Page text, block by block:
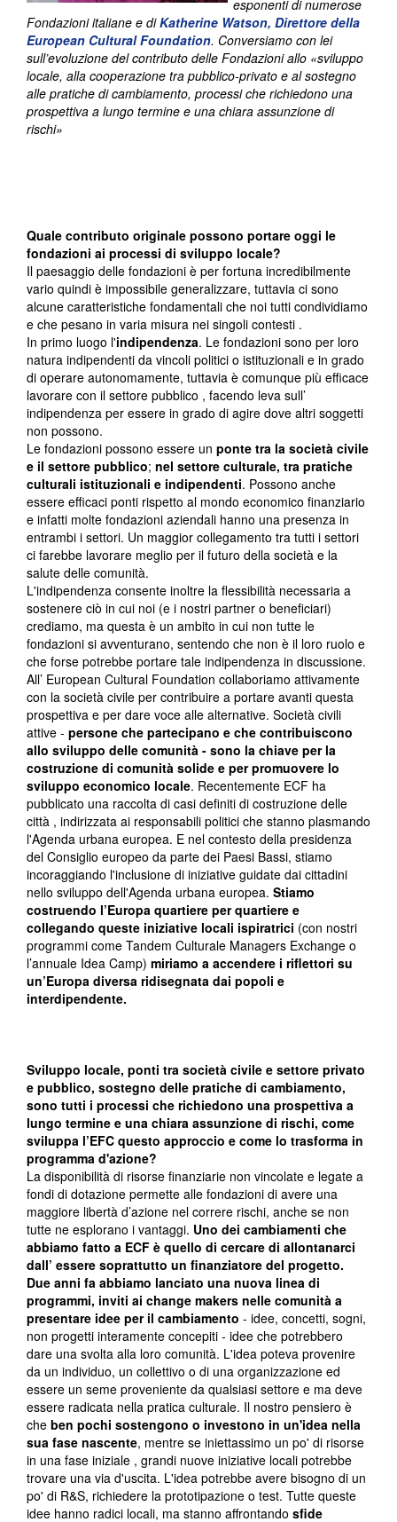
esponenti di numerose
Fondazioni italiane e diKatherine Watson, Direttore della
European Cultural Foundation. Conversiamo con lei
sull’evoluzione del contributo delle Fondazioni allo «sviluppo
locale, alla cooperazione tra pubblico-privato e al sostegno
alle pratiche di cambiamento, processi che richiedono una
prospettiva a lungo termine e una chiara assunzione di
rischi»
Quale contributo originale possono portare oggi le
fondazioni ai processi di sviluppo locale?
Il paesaggio delle fondazioni è per fortuna incredibilmente
vario quindi è impossibile generalizzare, tuttavia ci sono
alcune caratteristiche fondamentali che noi tutti condividiamo
e che pesano in varia misura nei singoli contesti .
In primo luogo l'indipendenza. Le fondazioni sono per loro
natura indipendenti da vincoli politici o istituzionali e in grado
di operare autonomamente, tuttavia è comunque più efficace
lavorare con il settore pubblico , facendo leva sull’
indipendenza per essere in grado di agire dove altri soggetti
non possono.
Le fondazioni possono essere un ponte tra la società civile
e il settore pubblico; nel settore culturale, tra pratiche
culturali istituzionali e indipendenti. Possono anche
essere efficaci ponti rispetto al mondo economico finanziario
e infatti molte fondazioni aziendali hanno una presenza in
entrambi i settori. Un maggior collegamento tra tutti i settori
ci farebbe lavorare meglio per il futuro della società e la
salute delle comunità.
L'indipendenza consente inoltre la flessibilità necessaria a
sostenere ciò in cui noi (e i nostri partner o beneficiari)
crediamo, ma questa è un ambito in cui non tutte le
fondazioni si avventurano, sentendo che non è il loro ruolo e
che forse potrebbe portare tale indipendenza in discussione.
All’ European Cultural Foundation collaboriamo attivamente
con la società civile per contribuire a portare avanti questa
prospettiva e per dare voce alle alternative. Società civili
attive - persone che partecipano e che contribuiscono
allo sviluppo delle comunità - sono la chiave per la
costruzione di comunità solide e per promuovere lo
sviluppo economico locale. Recentemente ECF ha
pubblicato una raccolta di casi definiti di costruzione delle
città , indirizzata ai responsabili politici che stanno plasmando
l'Agenda urbana europea. E nel contesto della presidenza
del Consiglio europeo da parte dei Paesi Bassi, stiamo
incoraggiando l'inclusione di iniziative guidate dai cittadini
nello sviluppo dell'Agenda urbana europea. Stiamo
costruendo l’Europa quartiere per quartiere e
collegando queste iniziative locali ispiratrici (con nostri
programmi come Tandem Culturale Managers Exchange o
l’annuale Idea Camp) miriamo a accendere i riflettori su
un’Europa diversa ridisegnata dai popoli e
interdipendente.
Sviluppo locale, ponti tra società civile e settore privato
e pubblico, sostegno delle pratiche di cambiamento,
sono tutti i processi che richiedono una prospettiva a
lungo termine e una chiara assunzione di rischi, come
sviluppa l’EFC questo approccio e come lo trasforma in
programma d'azione?
La disponibilità di risorse finanziarie non vincolate e legate a
fondi di dotazione permette alle fondazioni di avere una
maggiore libertà d’azione nel correre rischi, anche se non
tutte ne esplorano i vantaggi. Uno dei cambiamenti che
abbiamo fatto a ECF è quello di cercare di allontanarci
dall’ essere soprattutto un finanziatore del progetto.
Due anni fa abbiamo lanciato una nuova linea di
programmi, inviti ai change makers nelle comunità a
presentare idee per il cambiamento - idee, concetti, sogni,
non progetti interamente concepiti - idee che potrebbero
dare una svolta alla loro comunità. L'idea poteva provenire
da un individuo, un collettivo o di una organizzazione ed
essere un seme proveniente da qualsiasi settore e ma deve
essere radicata nella pratica culturale. Il nostro pensiero è
che ben pochi sostengono o investono in un'idea nella
sua fase nascente, mentre se iniettassimo un po' di risorse
in una fase iniziale , grandi nuove iniziative locali potrebbe
trovare una via d'uscita. L'idea potrebbe avere bisogno di un
po' di R&S, richiedere la prototipazione o test. Tutte queste
idee hanno radici locali, ma stanno affrontando sfide